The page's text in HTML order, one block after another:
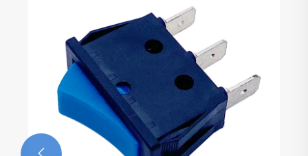
10A สวิตช์ลูกเบี้ยวแบบรวมสามตำแหน่ง
ดูเพิ่มเติม >>
